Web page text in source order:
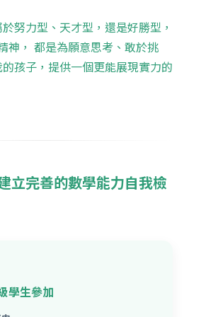
努力型、天才型，還是好勝型，
神， 都是為願意思考、敢於挑
孩子，提供一個更能展現實力的
立完善的數學能力自我檢
學生參加